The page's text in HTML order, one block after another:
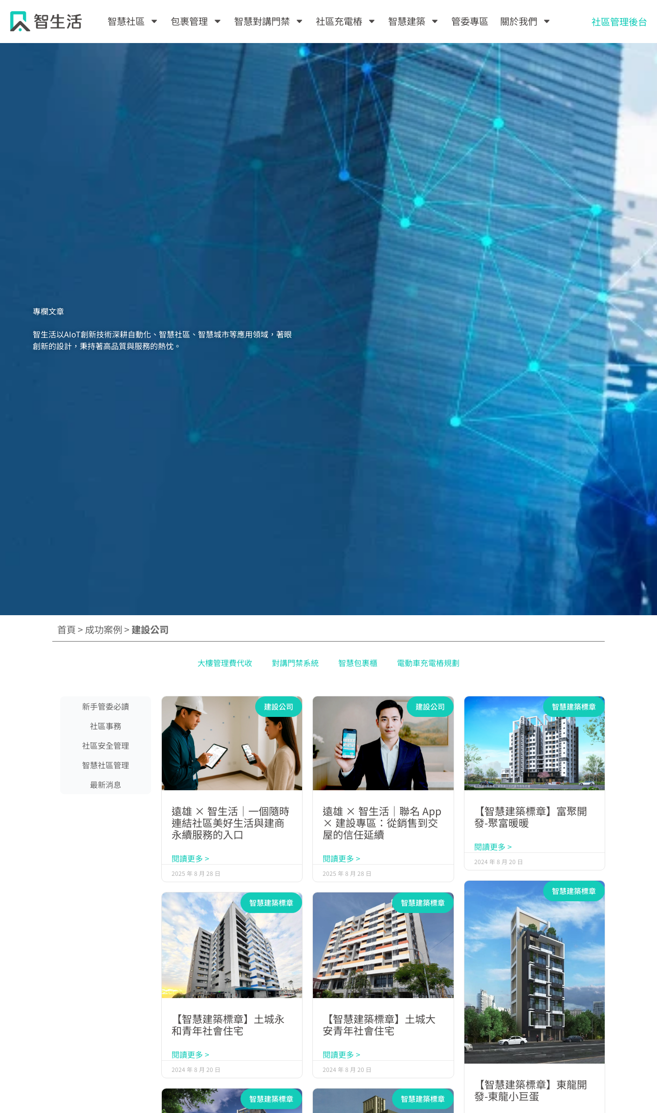
要
智慧社區 包裹管理 智慧對講門禁 社區充電樁 智慧建築 管委專區 關於我們 社區管理後台
專欄文章
智生活以AIoT創新技術深耕自動化、智慧社區、智慧城市等應用領域，著眼
創新的設計，秉持著高品質與服務的熱忱。
首頁> 成功案例> 建設公司
大樓管理費代收 對講門禁系統 智慧包裹櫃 電動車充電樁規劃
新手管委必讀
社區事務
社區安全管理
智慧社區管理
最新消息
建設公司
遠雄 × 智生活｜一個隨時
連結社區美好生活與建商
永續服務的入口
閱讀更多 >
2025 年 8 月 28 日
建設公司
遠雄 × 智生活｜聯名 App
× 建設專區：從銷售到交
屋的信任延續
閱讀更多 >
2025 年 8 月 28 日
智慧建築標章
【智慧建築標章】富聚開
發-聚富暖暖
閱讀更多 >
2024 年 8 月 20 日
智慧建築標章
【智慧建築標章】土城永
和青年社會住宅
閱讀更多 >
2024 年 8 月 20 日
智慧建築標章
【智慧建築標章】土城大
安青年社會住宅
閱讀更多 >
2024 年 8 月 20 日
智慧建築標章
【智慧建築標章】東龍開
發-東龍小巨蛋
智慧建築標章 智慧建築標章